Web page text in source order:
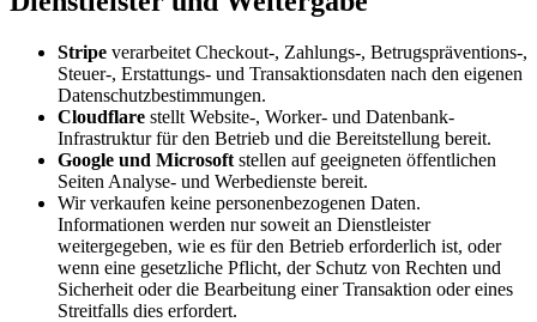
Stripe verarbeitet Checkout-, Zahlungs-, Betrugspräventions-,
Steuer-, Erstattungs- und Transaktionsdaten nach den eigenen
Datenschutzbestimmungen.
Cloudflare stellt Website-, Worker- und Datenbank-
Infrastruktur für den Betrieb und die Bereitstellung bereit.
Google und Microsoft stellen auf geeigneten öffentlichen
Seiten Analyse- und Werbedienste bereit.
Wir verkaufen keine personenbezogenen Daten.
Informationen werden nur soweit an Dienstleister
weitergegeben, wie es für den Betrieb erforderlich ist, oder
wenn eine gesetzliche Pflicht, der Schutz von Rechten und
Sicherheit oder die Bearbeitung einer Transaktion oder eines
Streitfalls dies erfordert.